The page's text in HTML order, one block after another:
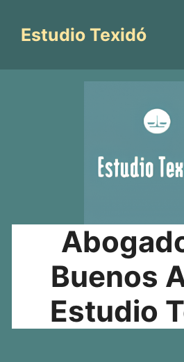
contenido
Estudio Texidó
Buenos
Estudio